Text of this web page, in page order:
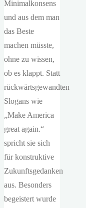
Minimalkonsens
und aus dem man
das Beste
machen müsste,
ohne zu wissen,
ob es klappt. Statt
rückwärtsgewandten
Slogans wie
„Make America
great again.“
spricht sie sich
für konstruktive
Zukunftsgedanken
aus. Besonders
begeistert wurde